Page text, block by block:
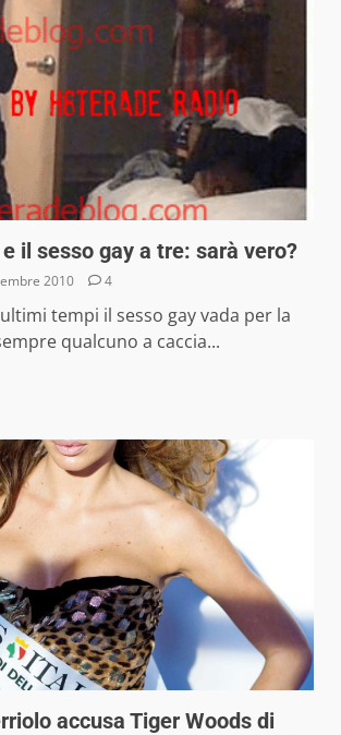
il sesso gay a tre: sarà vero?
2010 4
tempi il sesso gay vada per la
qualcuno a caccia...
accusa Tiger Woods di